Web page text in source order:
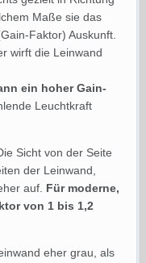
Maße sie das
Faktor) Auskunft.
wirft die Leinwand
ein hoher Gain-
Leuchtkraft
Sicht von der Seite
der Leinwand,
auf. Für moderne,
von 1 bis 1,2
eher grau, als